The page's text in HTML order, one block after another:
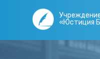
«Юстиция